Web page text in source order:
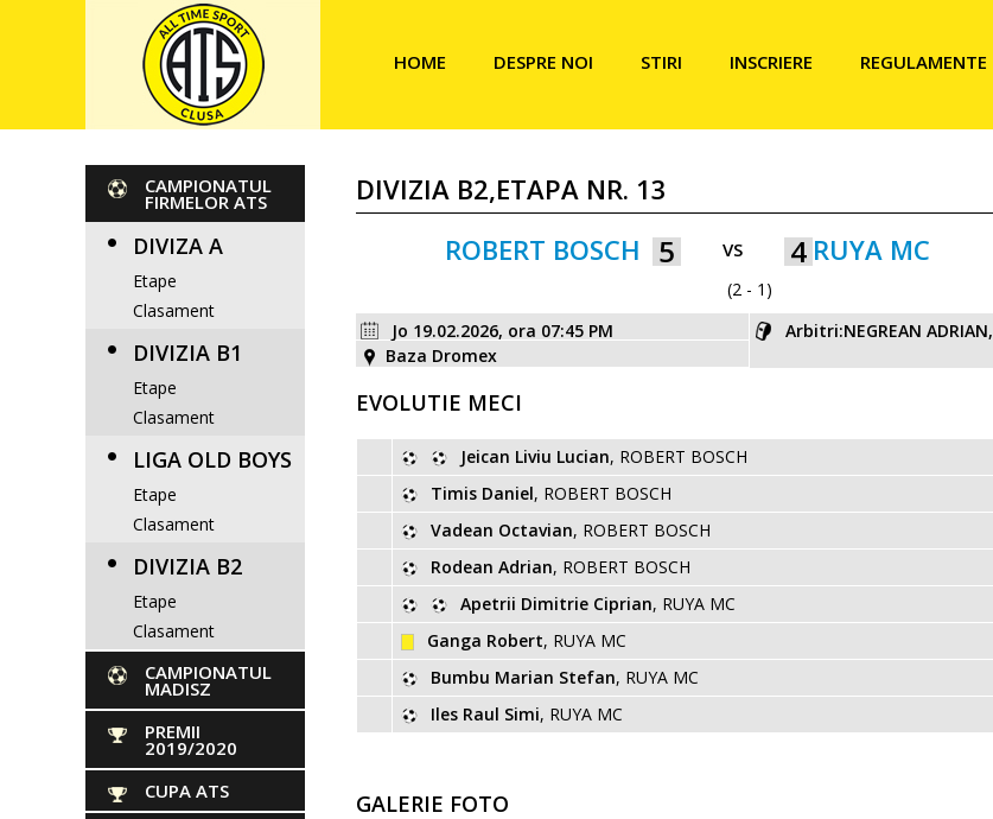
HOME DESPRE NOI STIRI INSCRIERE REGULAMENTE
CAMPIONATUL
FIRMELOR ATS
DIVIZA A
Etape
Clasament
DIVIZIA B1
Etape
Clasament
LIGA OLD BOYS
Etape
Clasament
DIVIZIA B2
Etape
Clasament
CAMPIONATUL
MADISZ
PREMII
2019/2020
CUPA ATS
DIVIZIA B2,ETAPA NR. 13
ROBERT BOSCH 5 VS 4 RUYA MC
(2 - 1)
Jo 19.02.2026, ora 07:45 PM
Baza Dromex
Arbitri:NEGREAN ADRIAN,
EVOLUTIE MECI
Jeican Liviu Lucian, ROBERT BOSCH
Timis Daniel, ROBERT BOSCH
Vadean Octavian, ROBERT BOSCH
Rodean Adrian, ROBERT BOSCH
Apetrii Dimitrie Ciprian, RUYA MC
Ganga Robert, RUYA MC
Bumbu Marian Stefan, RUYA MC
Iles Raul Simi, RUYA MC
GALERIE FOTO